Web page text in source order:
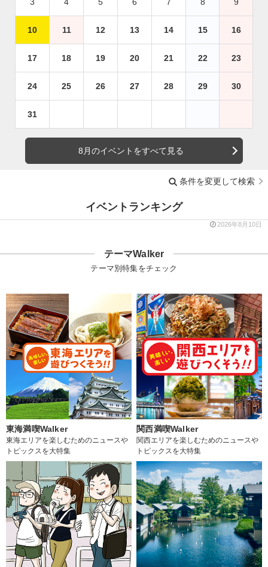
10 11 12 13 14 15 16
17 18 19 20 21 22 23
24 25 26 27 28 29 30
31
8月のイベントをすべて見る
条件を変更して検索
イベントランキング
2026年8月10日
テーマWalker
テーマ別特集をチェック
東海満喫Walker
東海エリアを楽しむためのニュースや
トピックスを大特集
関西満喫Walker
関西エリアを楽しむためのニュースや
トピックスを大特集